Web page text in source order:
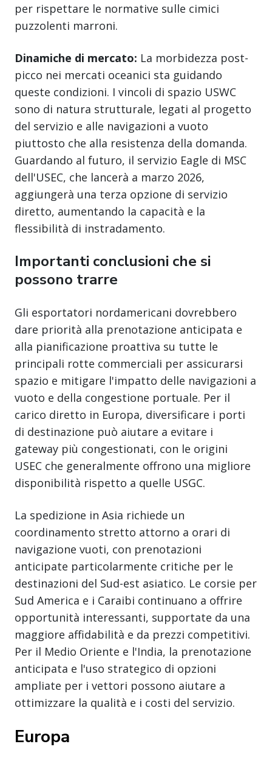
per rispettare le normative sulle cimici
puzzolenti marroni.
Dinamiche di mercato: La morbidezza post-
picco nei mercati oceanici sta guidando
queste condizioni. I vincoli di spazio USWC
sono di natura strutturale, legati al progetto
del servizio e alle navigazioni a vuoto
piuttosto che alla resistenza della domanda.
Guardando al futuro, il servizio Eagle di MSC
dell'USEC, che lancerà a marzo 2026,
aggiungerà una terza opzione di servizio
diretto, aumentando la capacità e la
flessibilità di instradamento.
Importanti conclusioni che si
possono trarre
Gli esportatori nordamericani dovrebbero
dare priorità alla prenotazione anticipata e
alla pianificazione proattiva su tutte le
principali rotte commerciali per assicurarsi
spazio e mitigare l'impatto delle navigazioni a
vuoto e della congestione portuale. Per il
carico diretto in Europa, diversificare i porti
di destinazione può aiutare a evitare i
gateway più congestionati, con le origini
USEC che generalmente offrono una migliore
disponibilità rispetto a quelle USGC.
La spedizione in Asia richiede un
coordinamento stretto attorno a orari di
navigazione vuoti, con prenotazioni
anticipate particolarmente critiche per le
destinazioni del Sud-est asiatico. Le corsie per
Sud America e i Caraibi continuano a offrire
opportunità interessanti, supportate da una
maggiore affidabilità e da prezzi competitivi.
Per il Medio Oriente e l'India, la prenotazione
anticipata e l'uso strategico di opzioni
ampliate per i vettori possono aiutare a
ottimizzare la qualità e i costi del servizio.
Europa